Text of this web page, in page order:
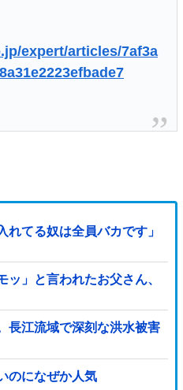
expert/articles/7af3a
れてる奴は全員バカです」
ッ」と言われたお父さん、
長江流域で深刻な洪水被害
のになぜか人気